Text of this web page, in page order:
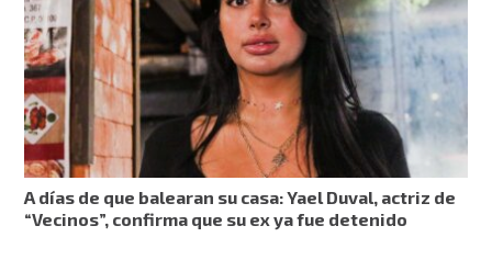
A días de que balearan su casa: Yael Duval, actriz de
“Vecinos”, confirma que su ex ya fue detenido